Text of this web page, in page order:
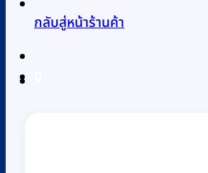
กลับสู่หน้าร้านค้า